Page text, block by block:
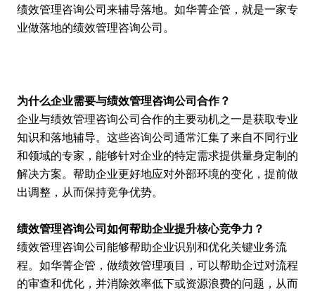
绩效管理咨询公司 来辅导落地。如华菁企管，就是一家专
业做落地的绩效管理咨询公司。
为什么企业需要与绩效管理咨询公司合作？
企业与绩效管理咨询公司合作的主要动机之一是获取专业
知识和落地辅导。这些咨询公司通常汇集了来自不同行业
和领域的专家，能够针对企业的特定需求提供量身定制的
解决方案。帮助企业更好地应对外部环境的变化，提前做
出调整，从而保持竞争优势。
绩效管理咨询公司如何帮助企业提升核心竞争力？
绩效管理咨询公司能够帮助企业识别和优化关键业务流
程。如华菁企管，做绩效管理项目，可以帮助企过对流程
的审查和优化，并消除效率低下或资源浪费的问题，从而